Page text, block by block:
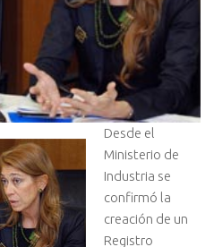
Desde el
Ministerio de
Industria se
confirmó la
creación de un
Registro